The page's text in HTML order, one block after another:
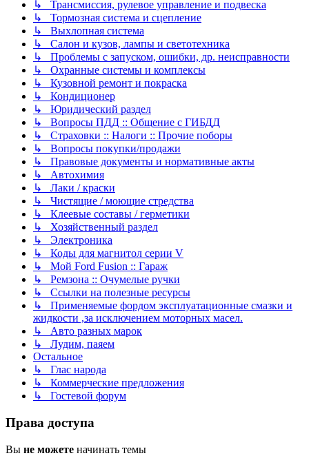
↳ Трансмиссия, рулевое управление и подвеска
↳ Тормозная система и сцепление
↳ Выхлопная система
↳ Салон и кузов, лампы и светотехника
↳ Проблемы с запуском, ошибки, др. неисправности
↳ Охранные системы и комплексы
↳ Кузовной ремонт и покраска
↳ Кондиционер
↳ Юридический раздел
↳ Вопросы ПДД :: Общение с ГИБДД
↳ Страховки :: Налоги :: Прочие поборы
↳ Вопросы покупки/продажи
↳ Правовые документы и нормативные акты
↳ Автохимия
↳ Лаки / краски
↳ Чистящие / моющие стредства
↳ Клеевые составы / герметики
↳ Хозяйственный раздел
↳ Электроника
↳ Коды для магнитол серии V
↳ Мой Ford Fusion :: Гараж
↳ Ремзона :: Очумелые ручки
↳ Ссылки на полезные ресурсы
↳ Применяемые фордом эксплуатационные смазки и
жидкости ,за исключением моторных масел.
↳ Авто разных марок
↳ Лудим, паяем
Остальное
↳ Глас народа
↳ Коммерческие предложения
↳ Гостевой форум
Права доступа
Вы не можете начинать темы